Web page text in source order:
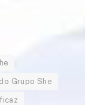
Grupo She